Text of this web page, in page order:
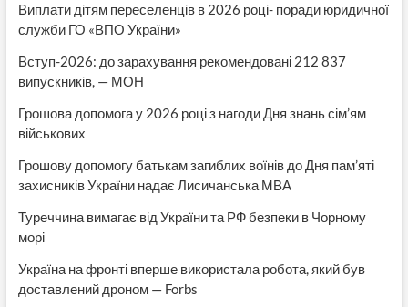
Виплати дітям переселенців в 2026 році- поради юридичної
служби ГО «ВПО України»
Вступ-2026: до зарахування рекомендовані 212 837
випускників, — МОН
Грошова допомога у 2026 році з нагоди Дня знань сім’ям
військових
Грошову допомогу батькам загиблих воїнів до Дня пам’яті
захисників України надає Лисичанська МВА
Туреччина вимагає від України та РФ безпеки в Чорному
морі
Україна на фронті вперше використала робота, який був
доставлений дроном — Forbs